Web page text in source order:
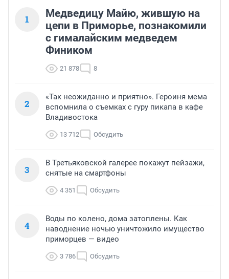
1
Медведицу Майю, жившую на
цепи в Приморье, познакомили
с гималайским медведем
Фиником
21 878 8
2
«Так неожиданно и приятно». Героиня мема
вспомнила о съемках с гуру пикапа в кафе
Владивостока
13 712 Обсудить
3
В Третьяковской галерее покажут пейзажи,
снятые на смартфоны
4 351 Обсудить
4
Воды по колено, дома затоплены. Как
наводнение ночью уничтожило имущество
приморцев — видео
3 786 Обсудить